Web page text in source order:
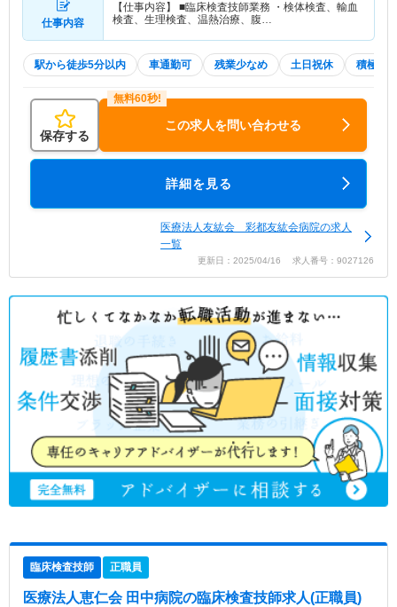
仕事内容
【仕事内容】 ■臨床検査技師業務 ・検体検査、輸血
検査、生理検査、温熱治療、腹…
駅から徒歩5分以内 車通勤可 残業少なめ 土日祝休 積極採
保存する
この求人を問い合わせる
詳細を見る
医療法人友紘会 彩都友紘会病院の求人
一覧
更新日：2025/04/16 求人番号：9027126
臨床検査技師 正職員
医療法人恵仁会 田中病院の臨床検査技師求人(正職員)